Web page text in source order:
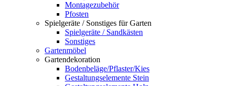
Montagezubehör
Pfosten
Spielgeräte / Sonstiges für Garten
Spielgeräte / Sandkästen
Sonstiges
Gartenmöbel
Gartendekoration
Bodenbeläge/Pflaster/Kies
Gestaltungselemente Stein